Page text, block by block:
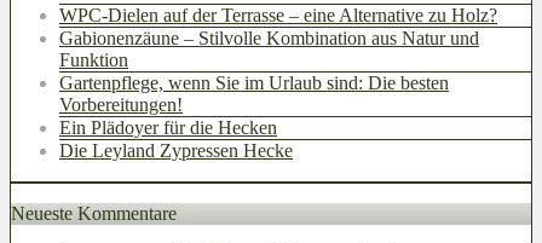
WPC-Dielen auf der Terrasse – eine Alternative zu Holz?
Gabionenzäune – Stilvolle Kombination aus Natur und
Funktion
Gartenpflege, wenn Sie im Urlaub sind: Die besten
Vorbereitungen!
Ein Plädoyer für die Hecken
Die Leyland Zypressen Hecke
Neueste Kommentare